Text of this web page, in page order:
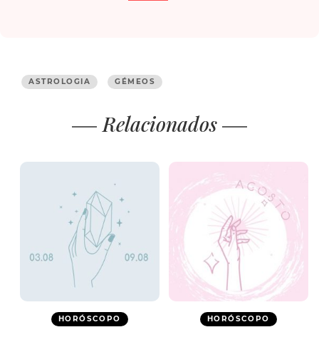
ASTROLOGIA GÉMEOS
Relacionados
HORÓSCOPO HORÓSCOPO